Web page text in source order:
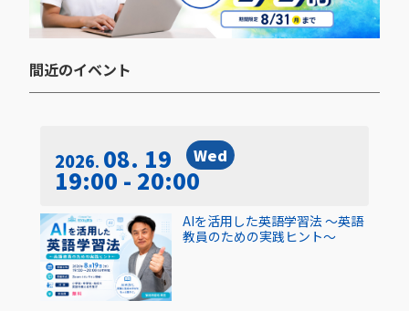
間近のイベント​
2026 08. 19 Wed
19:00 - 20:00
AIを活用した英語学習法 〜英語
教員のための実践ヒント〜